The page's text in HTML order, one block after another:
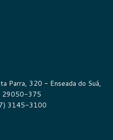
Parra, 320 - Enseada do Suá,
29050-375
3145-3100